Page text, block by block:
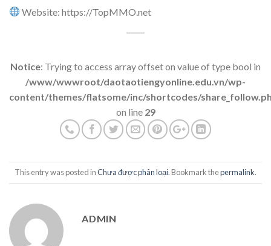
Website: https://TopMMO.net
Notice: Trying to access array offset on value of type bool in
/www/wwwroot/daotaotiengyonline.edu.vn/wp-
content/themes/flatsome/inc/shortcodes/
on line 29
This entry was posted inChưa được phân loại. Bookmark thepermalink.
ADMIN